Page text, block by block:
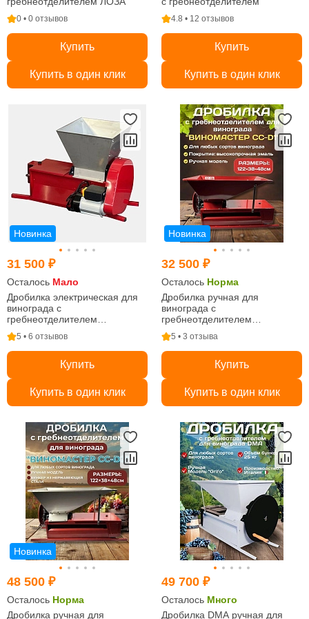
0 • 0 отзывов
Купить
Купить в один клик
4.8 • 12 отзывов
Купить
Купить в один клик
Новинка
31 500 ₽
Осталось Мало
Дробилка электрическая для
винограда с
гребнеотделителем
"Виномастер", бункер
нержавейка LM20W
5 • 6 отзывов
Купить
Купить в один клик
Новинка
32 500 ₽
Осталось Норма
Дробилка ручная для
винограда с
гребнеотделителем
"Виномастер", бункер краш.
5 • 3 отзыва
Купить
Купить в один клик
Новинка
48 500 ₽
Осталось Норма
Дробилка ручная для
49 700 ₽
Осталось Много
Дробилка DMA ручная для